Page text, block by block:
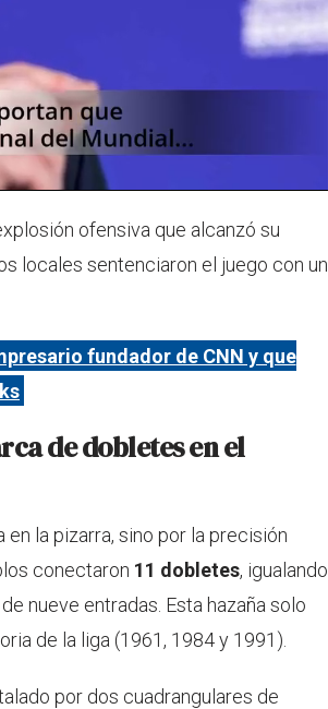
ofensiva que alcanzó su
locales sentenciaron el juego con un
fundador de CNN y que
de dobletes en el
la pizarra, sino por la precisión
conectaron 11 dobletes, igualando
nueve entradas. Esta hazaña solo
de la liga (1961, 1984 y 1991).
por dos cuadrangulares de